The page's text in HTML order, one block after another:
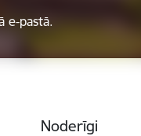
e-pastā.
Noderīgi